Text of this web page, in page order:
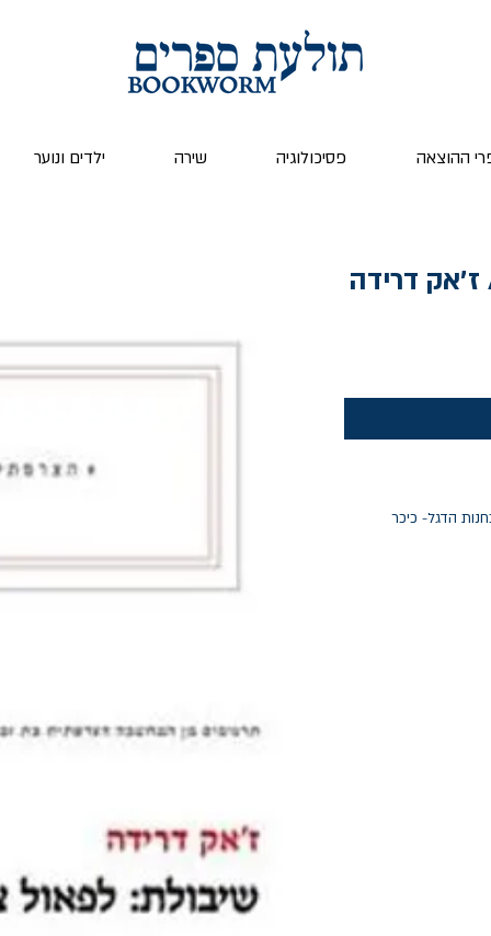
ההוצאה פסיכולוגיה שירה ילדים ונוער
דרידה
הדגל- כיכר